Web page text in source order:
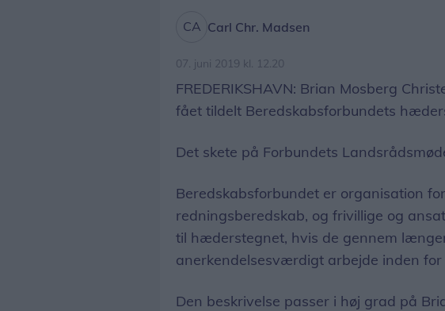
Carl Chr. Madsen
07. juni 2019 kl. 12.20
FREDERIKSHAVN: Brian Mosberg
fået tildelt Beredskabsforbundets
Det skete på Forbundets
Beredskabsforbundet er organisation
redningsberedskab, og frivillige og
til hæderstegnet, hvis de gennem
anerkendelsesværdigt arbejde inden
Den beskrivelse passer i høj grad på